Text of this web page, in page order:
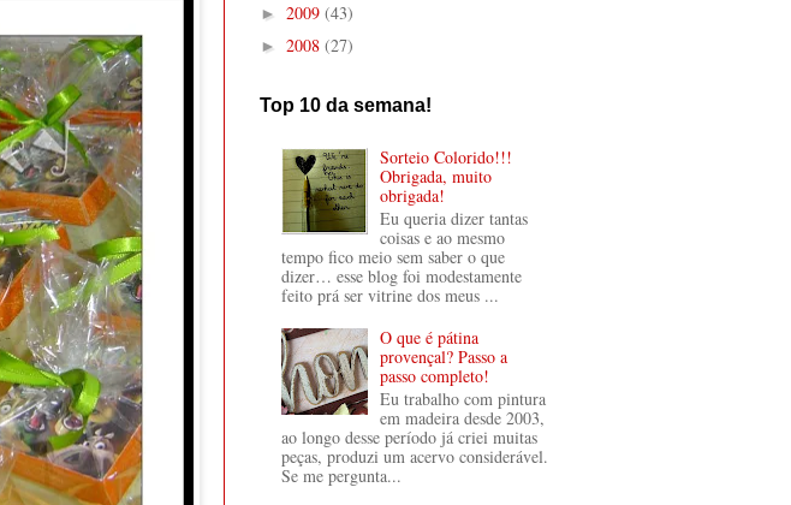
► 2009 (43)
► 2008 (27)
Top 10 da semana!
Sorteio Colorido!!!
Obrigada, muito
obrigada!
Eu queria dizer tantas
coisas e ao mesmo
tempo fico meio sem saber o que
dizer… esse blog foi modestamente
feito prá ser vitrine dos meus ...
O que é pátina
provençal? Passo a
passo completo!
Eu trabalho com pintura
em madeira desde 2003,
ao longo desse período já criei muitas
peças, produzi um acervo considerável.
Se me pergunta...